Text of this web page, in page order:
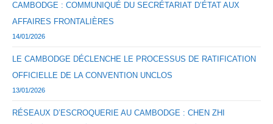
CAMBODGE : COMMUNIQUÉ DU SECRÉTARIAT D’ÉTAT AUX
AFFAIRES FRONTALIÈRES
14/01/2026
LE CAMBODGE DÉCLENCHE LE PROCESSUS DE RATIFICATION
OFFICIELLE DE LA CONVENTION UNCLOS
13/01/2026
RÉSEAUX D’ESCROQUERIE AU CAMBODGE : CHEN ZHI